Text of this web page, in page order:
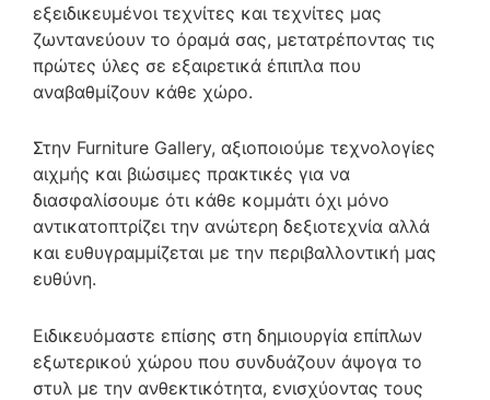
εξειδικευμένοι τεχνίτες και τεχνίτες μας
ζωντανεύουν το όραμά σας, μετατρέποντας τις
πρώτες ύλες σε εξαιρετικά έπιπλα που
αναβαθμίζουν κάθε χώρο.
Στην Furniture Gallery, αξιοποιούμε τεχνολογίες
αιχμής και βιώσιμες πρακτικές για να
διασφαλίσουμε ότι κάθε κομμάτι όχι μόνο
αντικατοπτρίζει την ανώτερη δεξιοτεχνία αλλά
και ευθυγραμμίζεται με την περιβαλλοντική μας
ευθύνη.
Ειδικευόμαστε επίσης στη δημιουργία επίπλων
εξωτερικού χώρου που συνδυάζουν άψογα το
στυλ με την ανθεκτικότητα, ενισχύοντας τους